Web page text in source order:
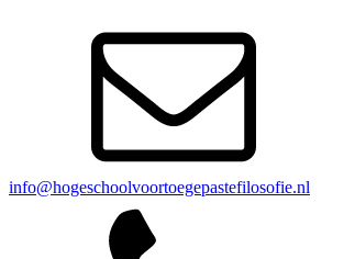
info@hogeschoolvoortoegepastefilosofie.nl